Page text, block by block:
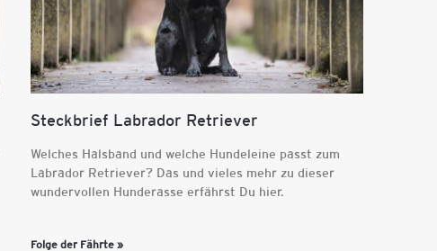
Steckbrief Labrador Retriever
Welches Halsband und welche Hundeleine passt zum
Labrador Retriever? Das und vieles mehr zu dieser
wundervollen Hunderasse erfährst Du hier.
Folge der Fährte »